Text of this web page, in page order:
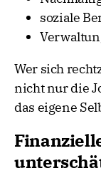
soziale
Wer sich
nicht nur die
das eigene